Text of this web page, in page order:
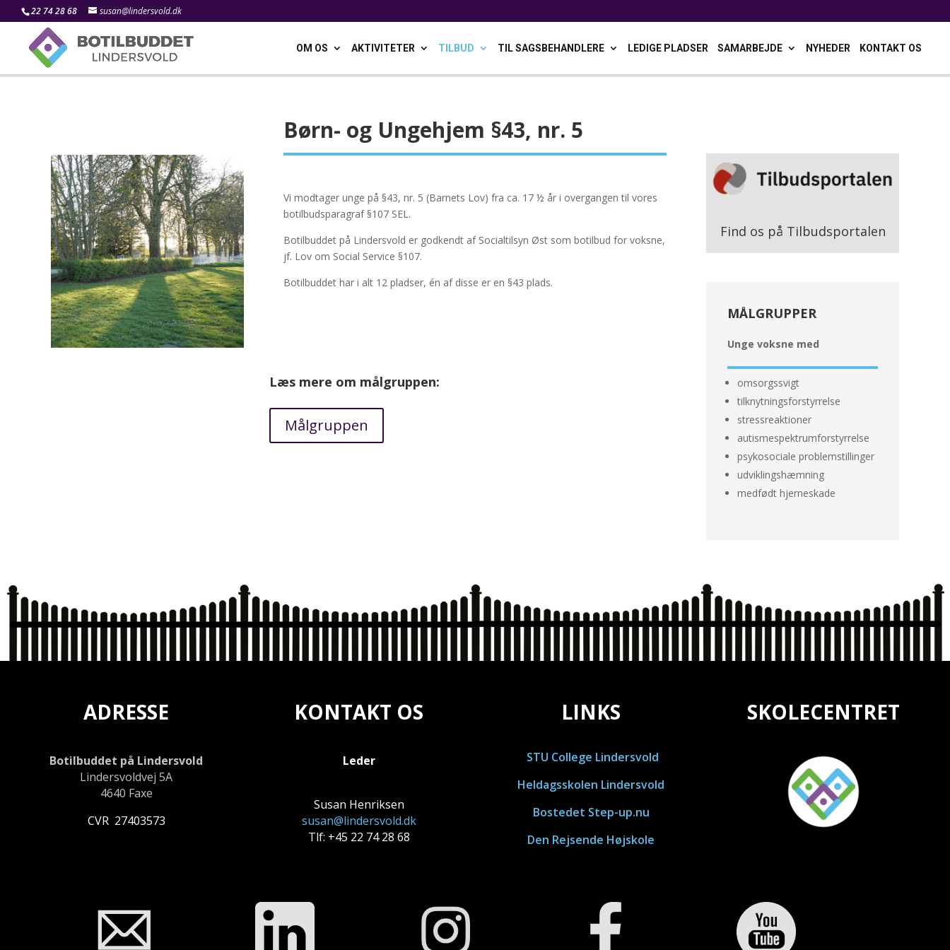
22 74 28 68 susan@lindersvold.dk
OM OS AKTIVITETER TILBUD TIL SAGSBEHANDLERE LEDIGE PLADSER SAMARBEJDE NYHEDER KONTAKT OS
Børn- og Ungehjem §43, nr. 5
Vi modtager unge på §43, nr. 5 (Barnets Lov) fra ca. 17 ½ år i overgangen til vores
botilbudsparagraf §107 SEL.
Botilbuddet på Lindersvold er godkendt af Socialtilsyn Øst som botilbud for voksne,
jf. Lov om Social Service §107.
Botilbuddet har i alt 12 pladser, én af disse er en §43 plads.
Læs mere om målgruppen:
Målgruppen
Find os på Tilbudsportalen
MÅLGRUPPER
Unge voksne med
omsorgssvigt
tilknytningsforstyrrelse
stressreaktioner
autismespektrumforstyrrelse
psykosociale problemstillinger
udviklingshæmning
medfødt hjerneskade
ADRESSE
Botilbuddet på Lindersvold
Lindersvoldvej 5A
4640 Faxe
CVR 27403573
KONTAKT OS
Leder
Susan Henriksen
susan@lindersvold.dk
Tlf: +45 22 74 28 68
LINKS
STU College Lindersvold
Heldagsskolen Lindersvold
Bostedet Step-up.nu
Den Rejsende Højskole
SKOLECENTRET